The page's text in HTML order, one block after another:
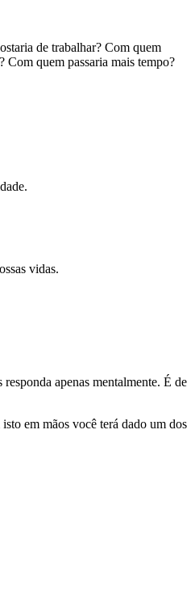
de trabalhar? Com quem
Com quem passaria mais tempo?
vidas.
apenas mentalmente. É de
em mãos você terá dado um dos